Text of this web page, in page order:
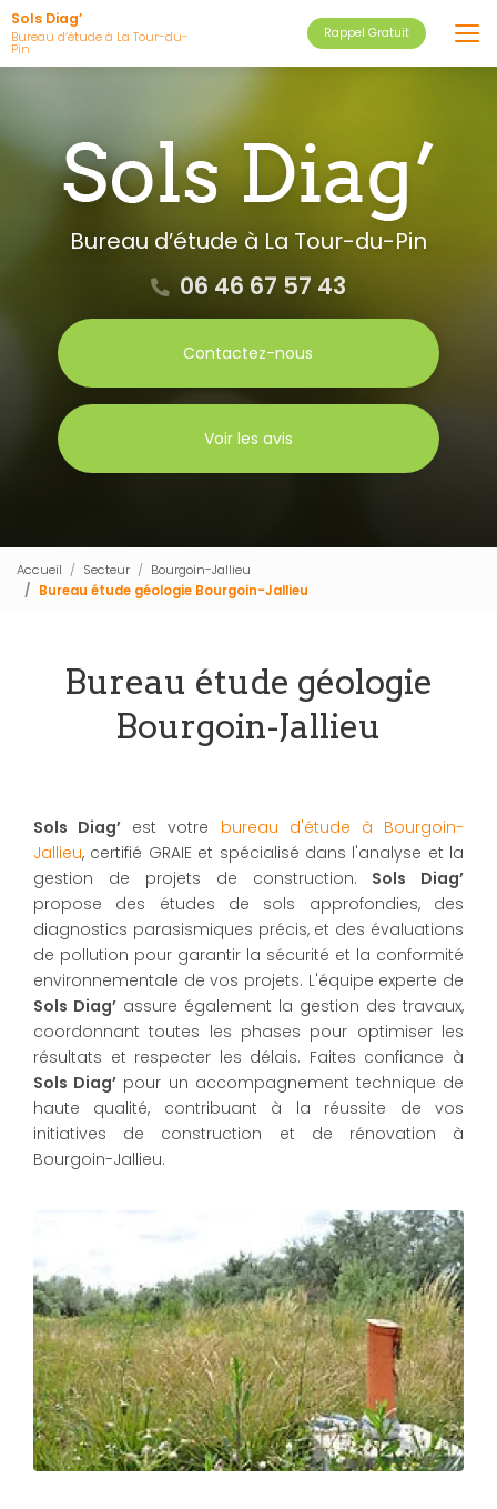
Aller
au
contenu
Sols Diag’
Bureau d’étude à La Tour-du-
Pin
Rappel Gratuit
Bureau d’étude à La Tour-du-Pin
06 46 67 57 43
Contactez-nous
Voir les avis
Accueil Secteur
Bourgoin-Jallieu
Bureau étude géologie Bourgoin-Jallieu
Bureau étude géologie
Bourgoin-Jallieu
Sols Diag’ est votre bureau d'étude à Bourgoin-
Jallieu, certifié GRAIE et spécialisé dans l'analyse et la
gestion de projets de construction. Sols Diag’
propose des études de sols approfondies, des
diagnostics parasismiques précis, et des évaluations
de pollution pour garantir la sécurité et la conformité
environnementale de vos projets. L'équipe experte de
Sols Diag’ assure également la gestion des travaux,
coordonnant toutes les phases pour optimiser les
résultats et respecter les délais. Faites confiance à
Sols Diag’ pour un accompagnement technique de
haute qualité, contribuant à la réussite de vos
initiatives de construction et de rénovation à
Bourgoin-Jallieu.